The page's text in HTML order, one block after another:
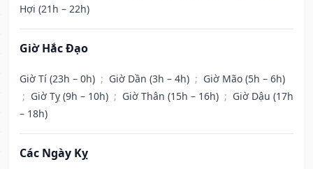
Hợi (21h – 22h)
Giờ Hắc Đạo
Giờ Tí (23h – 0h) ; Giờ Dần (3h – 4h) ; Giờ Mão (5h – 6h)
; Giờ Tỵ (9h – 10h) ; Giờ Thân (15h – 16h) ; Giờ Dậu (17h
– 18h)
Các Ngày Kỵ